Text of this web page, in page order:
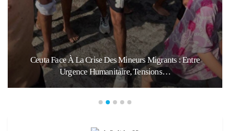
Ceuta Face À La Crise Des Mineurs Migrants : Entre
Urgence Humanitaire, Tensions…